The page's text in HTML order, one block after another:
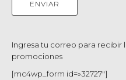
Ingresa tu correo para recibir
promociones
[mc4wp_form id=»32727″]